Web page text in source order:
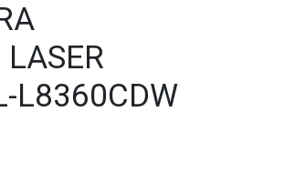
LASER
L8360CDW